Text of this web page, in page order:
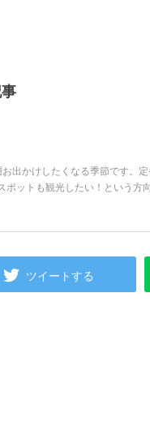
出かけしたくなる季節です。
ットも観光したい！という方
ツイートする